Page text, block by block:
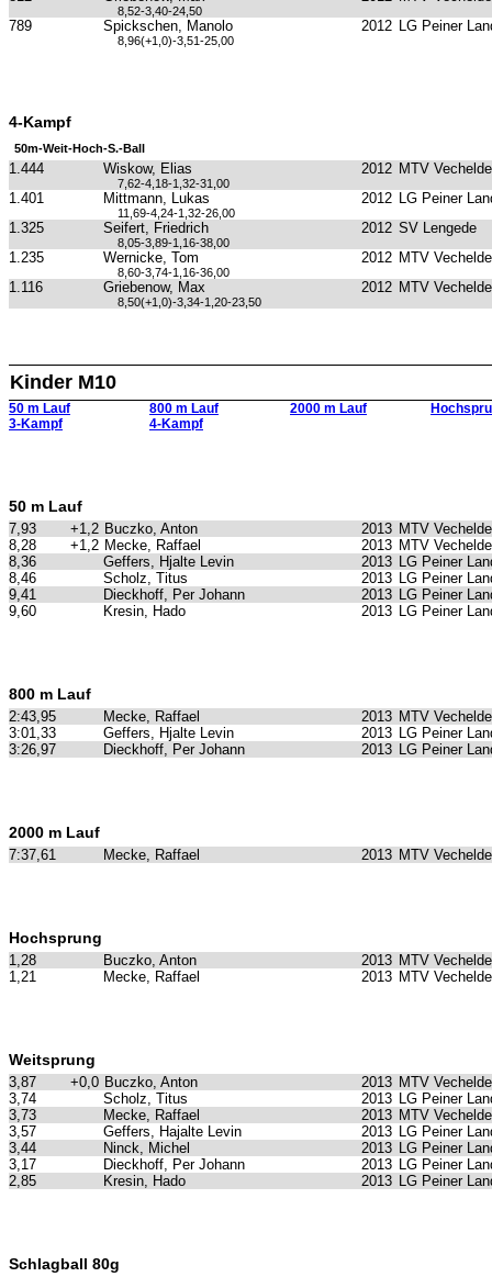
8,52-3,40-24,50
789 Spickschen, Manolo 2012 LG Peiner
8,96(+1,0)-3,51-25,00
4-Kampf
50m-Weit-Hoch-S.-Ball
1.444 Wiskow, Elias 2012 MTV Vechelde
7,62-4,18-1,32-31,00
1.401 Mittmann, Lukas 2012 LG Peiner
11,69-4,24-1,32-26,00
1.325 Seifert, Friedrich 2012 SV Lengede
8,05-3,89-1,16-38,00
1.235 Wernicke, Tom 2012 MTV Vechelde
8,60-3,74-1,16-36,00
1.116 Griebenow, Max 2012 MTV Vechelde
8,50(+1,0)-3,34-1,20-23,50
Kinder M10
50 m Lauf 800 m Lauf 2000 m Lauf
3-Kampf
4-Kampf
50 m Lauf
7,93 +1,2 Buczko, Anton 2013 MTV Vechelde
8,28
+1,2 Mecke, Raffael 2013 MTV Vechelde
8,36
Geffers, Hjalte Levin 2013 LG Peiner
8,46
Scholz, Titus 2013 LG Peiner
9,41
Dieckhoff, Per Johann 2013 LG Peiner
9,60
Kresin, Hado 2013 LG Peiner
800 m Lauf
2:43,95 Mecke, Raffael 2013 MTV Vechelde
3:01,33
Geffers, Hjalte Levin 2013 LG Peiner
3:26,97
Dieckhoff, Per Johann 2013 LG Peiner
2000 m Lauf
7:37,61 Mecke, Raffael 2013 MTV Vechelde
Hochsprung
1,28 Buczko, Anton 2013 MTV Vechelde
1,21
Mecke, Raffael 2013 MTV Vechelde
Weitsprung
3,87 +0,0 Buczko, Anton 2013 MTV Vechelde
3,74
Scholz, Titus 2013 LG Peiner
3,73
Mecke, Raffael 2013 MTV Vechelde
3,57
Geffers, Hajalte Levin 2013 LG Peiner
3,44
Ninck, Michel 2013 LG Peiner
3,17
Dieckhoff, Per Johann 2013 LG Peiner
2,85
Kresin, Hado 2013 LG Peiner
Schlagball 80g